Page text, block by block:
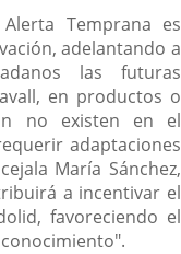
Temprana es
adelantando a
las futuras
en productos o
no existen en el
adaptaciones
María Sánchez,
a incentivar el
favoreciendo el